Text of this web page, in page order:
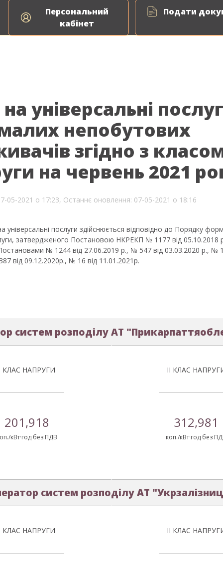
Персональний
кабінет
Подати
універсальні
непобутових
згідно з
на червень 2021
05-2021 о 17:23, Останнє оновлення: 07-05-2021 о 18:16
універсальні послуги здійснюється відповідно до Порядку
затвердженого Постановою НКРЕКП № 1177 від 05.10.2018
№ 1244 від 27.06.2019 р., № 547 від 03.03.2020 р., №
від 09.12.2020р., № 16 від 11.01.2021р.
систем розподілу АТ
КЛАС НАПРУГИ
201,918
кВт·год без ПДВ
ІІ КЛАС
312,981
коп./кВт·год без
систем розподілу АТ
КЛАС НАПРУГИ ІІ КЛАС